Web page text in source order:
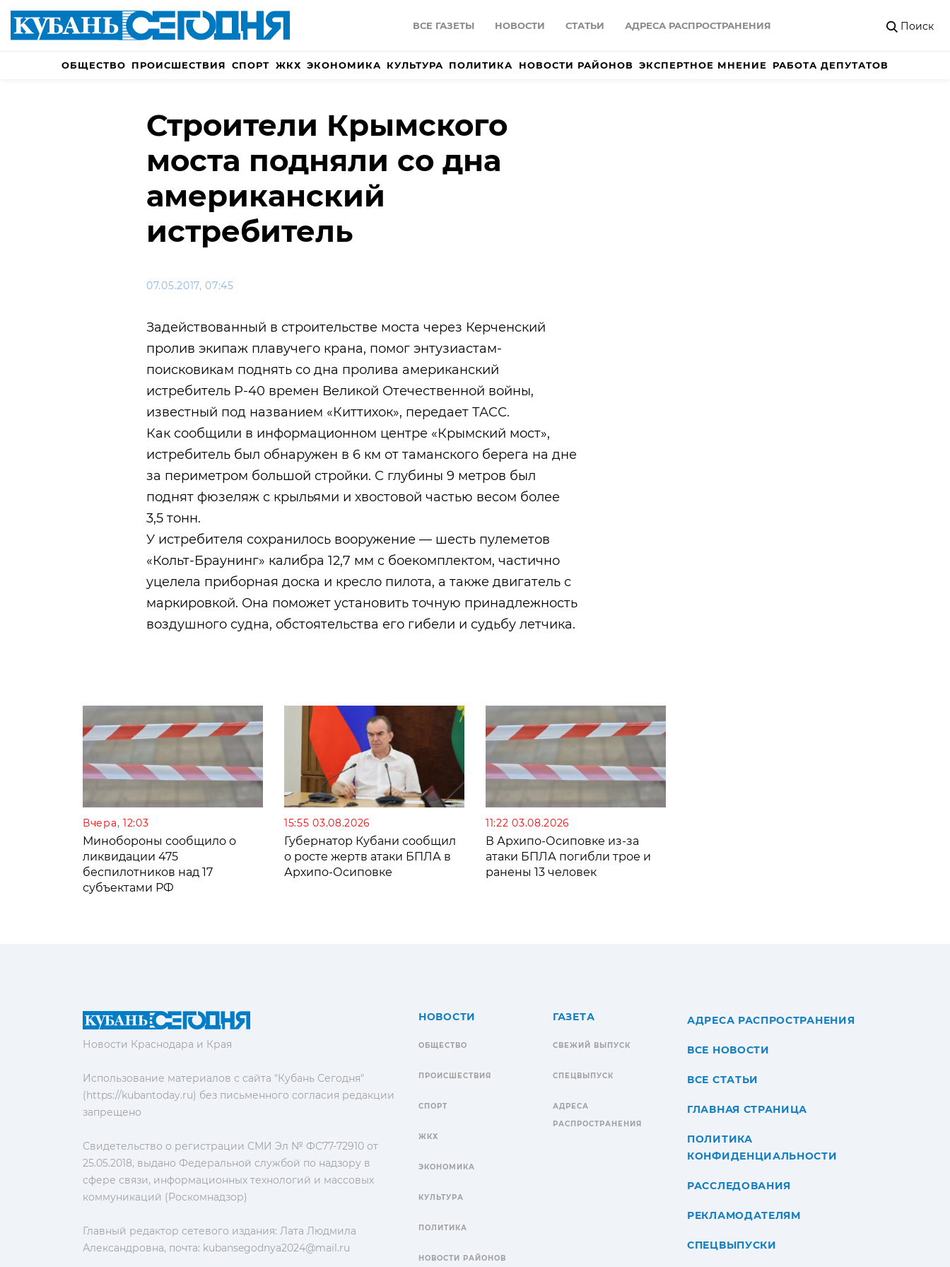
ВСЕ ГАЗЕТЫ НОВОСТИ СТАТЬИ АДРЕСА РАСПРОСТРАНЕНИЯ Поиск
ОБЩЕСТВО ПРОИСШЕСТВИЯ СПОРТ ЖКХ ЭКОНОМИКА КУЛЬТУРА ПОЛИТИКА НОВОСТИ РАЙОНОВ ЭКСПЕРТНОЕ МНЕНИЕ РАБОТА ДЕПУТАТОВ
Строители Крымского
моста подняли со дна
американский
истребитель
07.05.2017, 07:45
Задействованный в строительстве моста через Керченский
пролив экипаж плавучего крана, помог энтузиастам-
поисковикам поднять со дна пролива американский
истребитель Р-40 времен Великой Отечественной войны,
известный под названием «Киттихок», передает ТАСС.
Как сообщили в информационном центре «Крымский мост»,
истребитель был обнаружен в 6 км от таманского берега на дне
за периметром большой стройки. С глубины 9 метров был
поднят фюзеляж с крыльями и хвостовой частью весом более
3,5 тонн.
У истребителя сохранилось вооружение — шесть пулеметов
«Кольт-Браунинг» калибра 12,7 мм с боекомплектом, частично
уцелела приборная доска и кресло пилота, а также двигатель с
маркировкой. Она поможет установить точную принадлежность
воздушного судна, обстоятельства его гибели и судьбу летчика.
Вчера, 12:03
Минобороны сообщило о
ликвидации 475
беспилотников над 17
субъектами РФ
15:55 03.08.2026
Губернатор Кубани сообщил
о росте жертв атаки БПЛА в
Архипо-Осиповке
11:22 03.08.2026
В Архипо-Осиповке из-за
атаки БПЛА погибли трое и
ранены 13 человек
Новости Краснодара и Края
Использование материалов с сайта "Кубань Сегодня"
(https://kubantoday.ru) без письменного согласия редакции
запрещено
Свидетельство о регистрации СМИ Эл № ФС77-72910 от
25.05.2018, выдано Федеральной службой по надзору в
сфере связи, информационных технологий и массовых
коммуникаций (Роскомнадзор)
Главный редактор сетевого издания: Лата Людмила
Александровна, почта: kubansegodnya2024@mail.ru
НОВОСТИ
ОБЩЕСТВО
ПРОИСШЕСТВИЯ
СПОРТ
ЖКХ
ЭКОНОМИКА
КУЛЬТУРА
ПОЛИТИКА
НОВОСТИ РАЙОНОВ
ГАЗЕТА
СВЕЖИЙ ВЫПУСК
СПЕЦВЫПУСК
АДРЕСА
РАСПРОСТРАНЕНИЯ
АДРЕСА РАСПРОСТРАНЕНИЯ
ВСЕ НОВОСТИ
ВСЕ СТАТЬИ
ГЛАВНАЯ СТРАНИЦА
ПОЛИТИКА
КОНФИДЕНЦИАЛЬНОСТИ
РАССЛЕДОВАНИЯ
РЕКЛАМОДАТЕЛЯМ
СПЕЦВЫПУСКИ